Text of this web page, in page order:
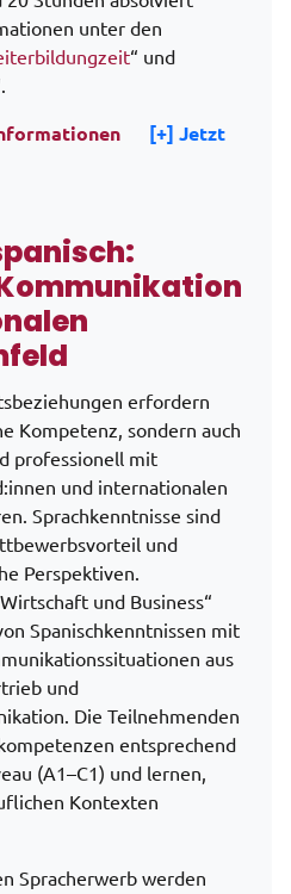
unter den
“ und
[+] Jetzt
erfordern
Kompetenz, sondern auch
professionell mit
und internationalen
Sprachkenntnisse sind
und
Perspektiven.
und Business“
Spanischkenntnissen mit
aus
und
Die Teilnehmenden
entsprechend
(A1–C1) und lernen,
Kontexten
Spracherwerb werden